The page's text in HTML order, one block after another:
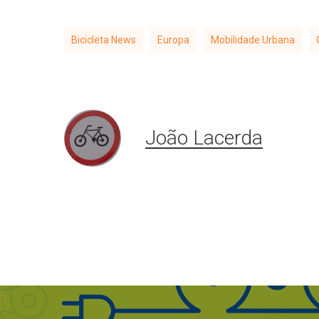
Bicicleta News Europa Mobilidade Urbana
João Lacerda